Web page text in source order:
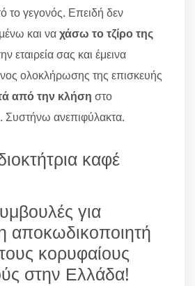
το γεγονός. Επειδή δεν
και ναχάσω το τζίρο της
εταιρεία σας και έμεινα
ολοκλήρωσης της επισκευής
από την κλήση στο
Συστήνω ανεπιφύλακτα.
καφέ
για
αποκωδικοποιητή
κορυφαίους
στην Ελλάδα!